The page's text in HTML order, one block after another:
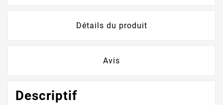
Détails du produit
Avis
Descriptif